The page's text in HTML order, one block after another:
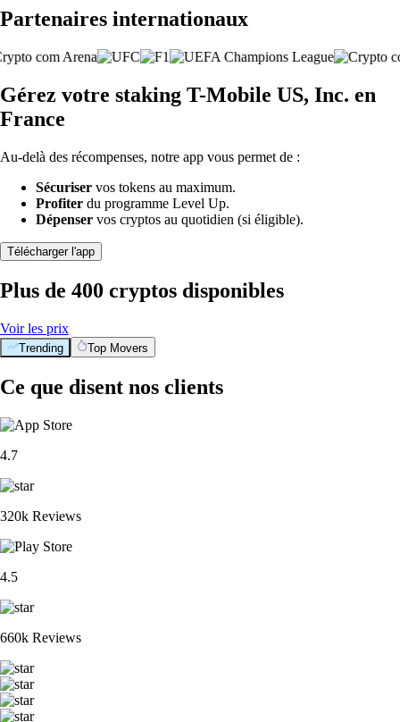
Partenaires internationaux
Gérez votre staking T-Mobile US, Inc. en
France
Au-delà des récompenses, notre app vous permet de :
Sécuriser vos tokens au maximum.
Profiter du programme Level Up.
Dépenser vos cryptos au quotidien (si éligible).
Télécharger l'app
Plus de 400 cryptos disponibles
Voir les prix
Trending Top Movers
Ce que disent nos clients
4.7
320k Reviews
4.5
660k Reviews